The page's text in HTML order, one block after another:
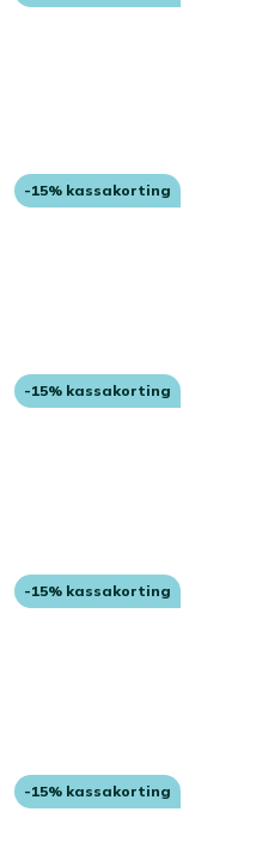
-15% kassakorting
-15% kassakorting
-15% kassakorting
-15% kassakorting